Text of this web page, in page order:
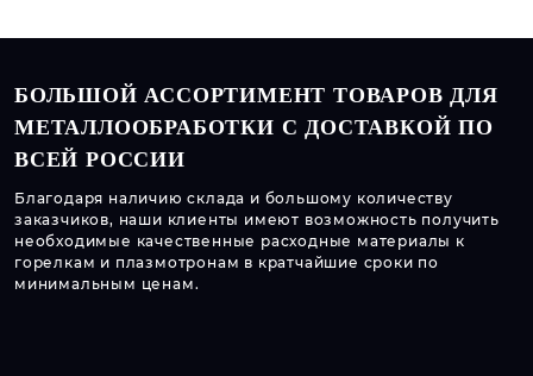
БОЛЬШОЙ АССОРТИМЕНТ ТОВАРОВ ДЛЯ
МЕТАЛЛООБРАБОТКИ С ДОСТАВКОЙ ПО
ВСЕЙ РОССИИ
Благодаря наличию склада и большому количеству
заказчиков, наши клиенты имеют возможность получить
необходимые качественные расходные материалы к
горелкам и плазмотронам в кратчайшие сроки по
минимальным ценам.